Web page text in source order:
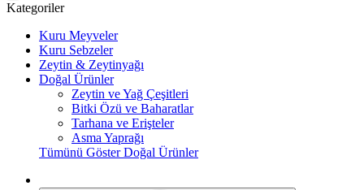
Kategoriler
Kuru Meyveler
Kuru Sebzeler
Zeytin & Zeytinyağı
Doğal Ürünler
Zeytin ve Yağ Çeşitleri
Bitki Özü ve Baharatlar
Tarhana ve Erişteler
Asma Yaprağı
Tümünü Göster Doğal Ürünler